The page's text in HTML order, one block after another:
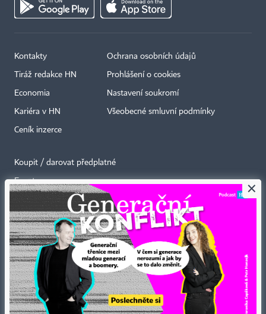
Kontakty
Tiráž redakce HN
Economia
Kariéra v HN
Ceník inzerce
Ochrana osobních údajů
Prohlášení o cookies
Nastavení soukromí
Všeobecné smluvní podmínky
Koupit / darovat předplatné
Eventy
Newslettery
RSS kanály
Autorská práva vykonává vydavatel. Bez písemného svolení vydavatele je
zakázáno jakékoli užití částí nebo celku díla, zejména rozmnožování a šíření
jakýmkoli způsobem, mechanickým nebo elektronickým, v českém nebo
jiném jazyce. Bez souhlasu vydavatele je zakázáno též rozmnožování
obsahu pro účely automatizované analýzy textů nebo dat
×